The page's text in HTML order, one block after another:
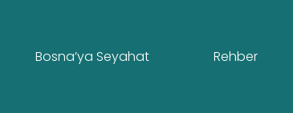
Bosna’ya Seyahat Rehber